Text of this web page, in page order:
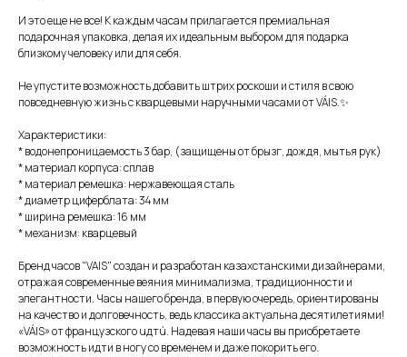
И это еще не все! К каждым часам прилагается премиальная
подарочная упаковка, делая их идеальным выбором для подарка
близкому человеку или для себя.
Не упустите возможность добавить штрих роскоши и стиля в свою
повседневную жизнь с кварцевыми наручными часами от VÁIS.✨
Характеристики:
* водонепроницаемость 3 бар, (защищены от брызг, дождя, мытья рук)
* материал корпуса: сплав
* материал ремешка: нержавеющая сталь
* диаметр циферблата: 34 мм
* ширина ремешка: 16 мм
* механизм: кварцевый
Бренд часов "VAIS" создан и разработан казахстанскими дизайнерами,
отражая современные веяния минимализма, традиционности и
элегантности. Часы нашего бренда, в первую очередь, ориентированы
на качество и долговечность, ведь классика актуальна десятилетиями!
«VÁIS» от французского uдтú. Надевая наши часы вы приобретаете
возможность идти в ногу со временем и даже покорить его.